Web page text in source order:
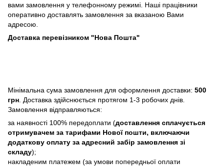
вами замовлення у телефонному режимі. Наші працівники
оперативно доставлять замовлення за вказаною Вами
адресою.
Доставка перевізником "Нова Пошта"
Мінімальна сума замовлення для оформлення доставки: 500
грн . Доставка здійснюється протягом 1-3 робочих днів.
Замовлення відправляються:
за наявності 100% передоплати (доставлення сплачується
отримувачем за тарифами Нової пошти, включаючи
додаткову оплату за адресний забір замовлення зі
складу);
накладеним платежем (за умови попередньої оплати